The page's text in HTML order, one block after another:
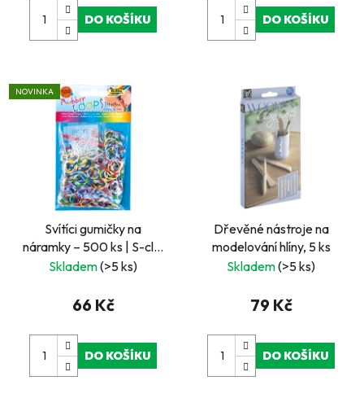
DO KOŠÍKU DO KOŠÍKU
NOVINKA
Svítíci gumičky na
náramky – 500 ks | S-clip
spony a háček
Skladem(>5 ks)
66 Kč
DO KOŠÍKU
Dřevěné nástroje na
modelování hlíny, 5 ks
Skladem(>5 ks)
79 Kč
DO KOŠÍKU